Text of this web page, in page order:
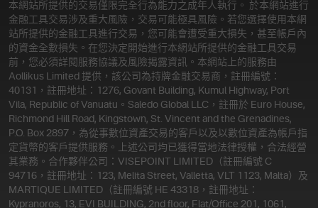
本網站所提供的交易僅限完全行為能力之成年人執行。 於本網站進行
金融工具交易涉及重大風險，交易可能極具風險。若您選擇使用本網
站所提供的金融工具進行交易，您可能會遭受重大損失，甚至帳戶內
的資金全數損失。在您決定開始進行本網站所提供的金融工具交易
前，您必須詳閱服務協議及風險揭露資訊。 本網站上的服務由
Aollikus Limited 提供，該公司為持牌金融交易商，註冊編號：
40131，註冊地址：1276, Govant Building, Kumul Highway, Port
Vila, Republic of Vanuatu。Saledo Global LLC，註冊於 Euro House,
Richmond Hill Road, Kingstown, St. Vincent and the Grenadines,
P.O. Box 2897，為從事數位資產交易的客戶以及以數位資產為帳戶指
定貨幣的客戶提供服務。上述公司均已獲得當地法律授權，合法經營
其業務。合作夥伴公司：VISEPOINT LIMITED（註冊編號 C
94716，註冊地址：123, Melita Street, Valletta, VLT 1123, Malta）及
MARTIQUE LIMITED（註冊編號 HE 43318，註冊地址：
Kypranoros, 13, EVI BUILDING, 2nd floor, Flat/Office 201, 1061,